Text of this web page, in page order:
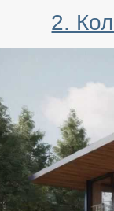
2.